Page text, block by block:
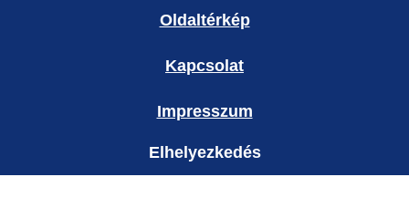
Oldaltérkép
Kapcsolat
Impresszum
Elhelyezkedés